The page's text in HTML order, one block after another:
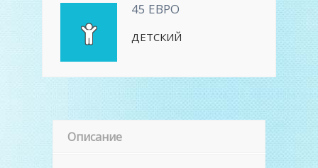
45 ЕВРО
ДЕТСКИЙ
Описание